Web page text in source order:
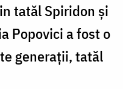
tatăl Spiridon și
Popovici a fost o
generații, tatăl